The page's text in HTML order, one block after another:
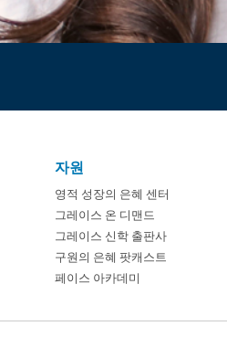
자원
영적 성장의 은혜 센터
그레이스 온 디맨드
그레이스 신학 출판사
구원의 은혜 팟캐스트
페이스 아카데미